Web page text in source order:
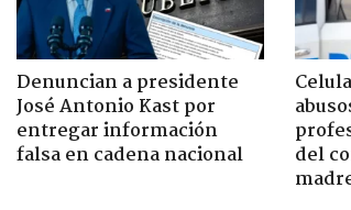
Denuncian a presidente
José Antonio Kast por
entregar información
falsa en cadena nacional
del